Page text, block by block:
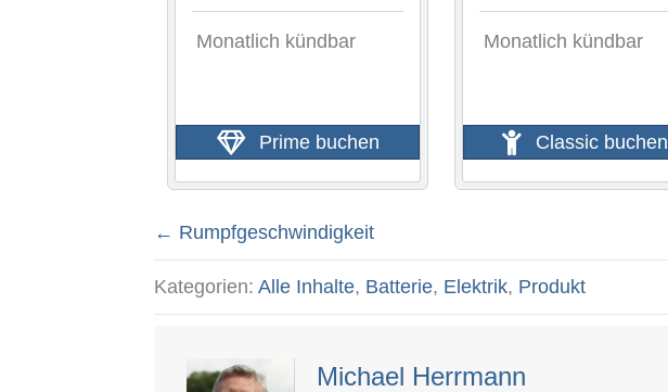
Monatlich kündbar
Prime buchen
Monatlich kündbar
Classic buchen
Posts
navigation
← Rumpfgeschwindigkeit
Kategorien: Alle Inhalte, Batterie, Elektrik, Produkt
Michael Herrmann